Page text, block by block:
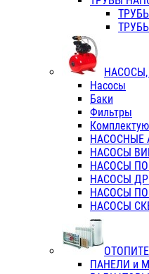
Насосы
Баки
Фильтры
НАСОСНЫЕ
НАСОСЫ
НАСОСЫ
НАСОСЫ
НАСОСЫ
НАСОСЫ
ПАНЕЛИ и